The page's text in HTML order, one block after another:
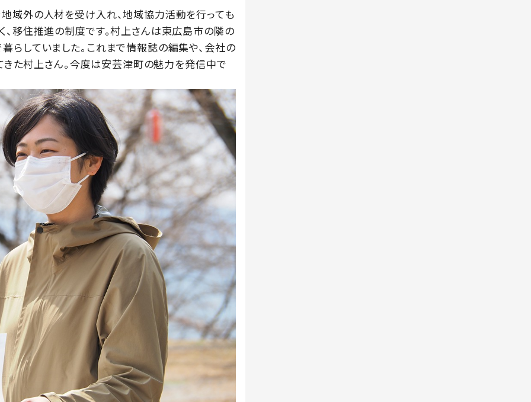
域外の人材を受け入れ、地域協力活動を行っても
、移住推進の制度です。村上さんは東広島市の隣の
らしていました。これまで情報誌の編集や、会社の
てきた村上さん。今度は安芸津町の魅力を発信中で